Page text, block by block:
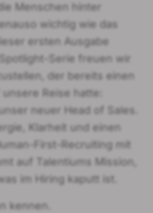
Menschen hinter
wichtig wie das
ersten Ausgabe
Serie freuen wir
der bereits einen
Reise hatte:
neuer Head of Sales.
Klarheit und einen
First-Recruiting mit
auf Talentiums Mission,
im Hiring kaputt ist.
kennen.